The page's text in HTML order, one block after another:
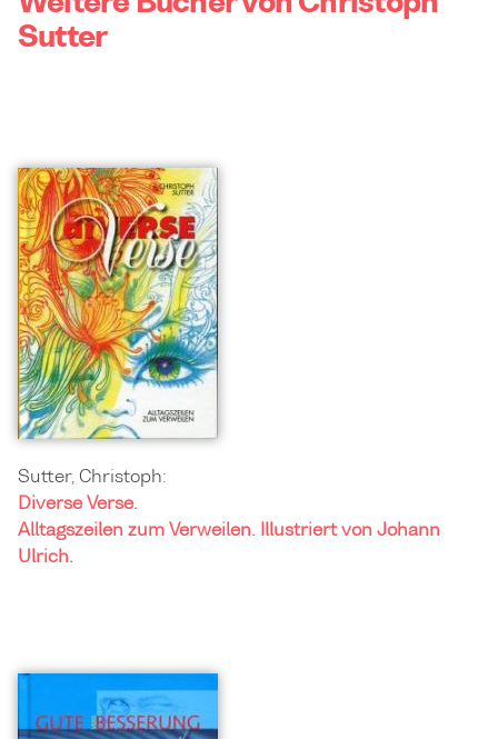
Sutter
Sutter, Christoph:
Diverse Verse.
Alltagszeilen zum Verweilen. Illustriert von Johann
Ulrich.